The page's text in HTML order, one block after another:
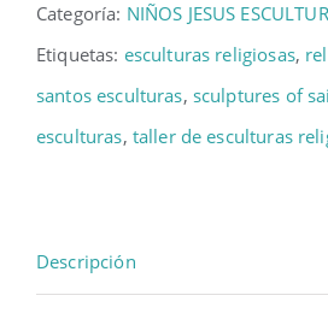
Categoría: NIÑOS JESUS
Etiquetas: esculturas religiosas,
santos esculturas, sculptures of
esculturas, taller de esculturas
Descripción